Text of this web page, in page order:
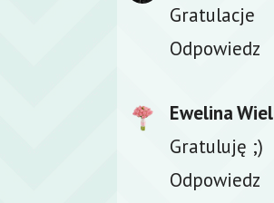
Gratulacje
Odpowiedz
Ewelina
Gratuluję ;)
Odpowiedz